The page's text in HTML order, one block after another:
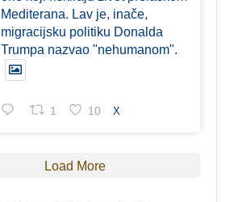
Mediterana. Lav je, inače,
migracijsku politiku Donalda
Trumpa nazvao "nehumanom".
1 10 X
Load More